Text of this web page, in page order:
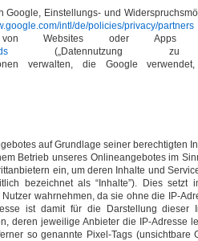
Google, Einstellungs- und
intl/de/policies/privacy/partners
Websites oder Apps
(„Datennutzung zu
verwalten, die Google
auf Grundlage seiner berechtigten
Betrieb unseres Onlineangebotes im
ein, um deren Inhalte und
bezeichnet als “Inhalte”). Dies setzt
wahrnehmen, da sie ohne die IP-
ist damit für die Darstellung dieser
deren jeweilige Anbieter die IP-Adresse
so genannte Pixel-Tags (unsichtbare